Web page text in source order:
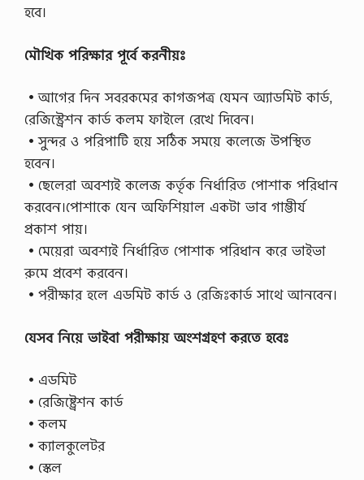
হবে।
মৌখিক পরিক্ষার পূর্বে করনীয়ঃ
•আগের দিন সবরকমের কাগজপত্র যেমন অ্যাডমিট কার্ড,
রেজিস্ট্রেশন কার্ড কলম ফাইলে রেখে দিবেন।
•সুন্দর ও পরিপাটি হয়ে সঠিক সময়ে কলেজে উপস্থিত
হবেন।
•ছেলেরা অবশ্যই কলেজ কর্তৃক নির্ধারিত পোশাক পরিধান
করবেন।পোশাকে যেন অফিশিয়াল একটা ভাব গাম্ভীর্য
প্রকাশ পায়।
•মেয়েরা অবশ্যই নির্ধারিত পোশাক পরিধান করে ভাইভা
রুমে প্রবেশ করবেন।
•পরীক্ষার হলে এডমিট কার্ড ও রেজিঃকার্ড সাথে আনবেন।
যেসব নিয়ে ভাইবা পরীক্ষায় অংশগ্রহণ করতে হবেঃ
•এডমিট
•রেজিষ্ট্রেশন কার্ড
•কলম
•ক্যালকুলেটর
•স্কেল